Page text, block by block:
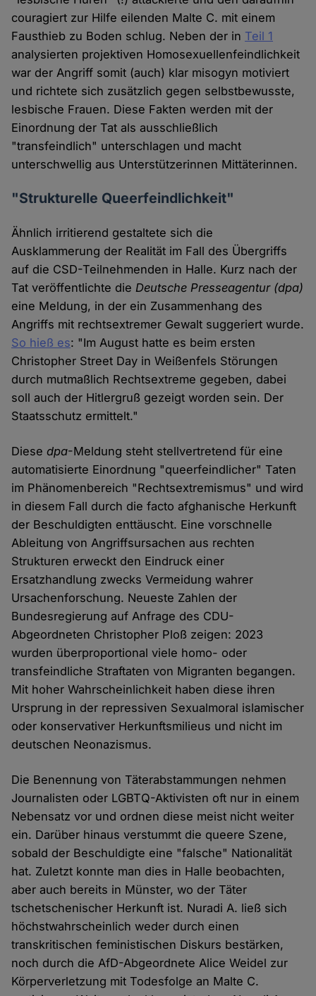
couragiert zur Hilfe eilenden Malte C. mit einem
Fausthieb zu Boden schlug. Neben der in Teil 1
analysierten projektiven Homosexuellenfeindlichkeit
war der Angriff somit (auch) klar misogyn motiviert
und richtete sich zusätzlich gegen selbstbewusste,
lesbische Frauen. Diese Fakten werden mit der
Einordnung der Tat als ausschließlich
"transfeindlich" unterschlagen und macht
unterschwellig aus Unterstützerinnen Mittäterinnen.
"Strukturelle Queerfeindlichkeit"
Ähnlich irritierend gestaltete sich die
Ausklammerung der Realität im Fall des Übergriffs
auf die CSD-Teilnehmenden in Halle. Kurz nach der
Tat veröffentlichte dieDeutsche Presseagentur (dpa)
eine Meldung, in der ein Zusammenhang des
Angriffs mit rechtsextremer Gewalt suggeriert wurde.
So hieß es: "Im August hatte es beim ersten
Christopher Street Day in Weißenfels Störungen
durch mutmaßlich Rechtsextreme gegeben, dabei
soll auch der Hitlergruß gezeigt worden sein. Der
Staatsschutz ermittelt."
Diesedpa-Meldung steht stellvertretend für eine
automatisierte Einordnung "queerfeindlicher" Taten
im Phänomenbereich "Rechtsextremismus" und wird
in diesem Fall durch die facto afghanische Herkunft
der Beschuldigten enttäuscht. Eine vorschnelle
Ableitung von Angriffsursachen aus rechten
Strukturen erweckt den Eindruck einer
Ersatzhandlung zwecks Vermeidung wahrer
Ursachenforschung. Neueste Zahlen der
Bundesregierung auf Anfrage des CDU-
Abgeordneten Christopher Ploß zeigen: 2023
wurden überproportional viele homo- oder
transfeindliche Straftaten von Migranten begangen.
Mit hoher Wahrscheinlichkeit haben diese ihren
Ursprung in der repressiven Sexualmoral islamischer
oder konservativer Herkunftsmilieus und nicht im
deutschen Neonazismus.
Die Benennung von Täterabstammungen nehmen
Journalisten oder LGBTQ-Aktivisten oft nur in einem
Nebensatz vor und ordnen diese meist nicht weiter
ein. Darüber hinaus verstummt die queere Szene,
sobald der Beschuldigte eine "falsche" Nationalität
hat. Zuletzt konnte man dies in Halle beobachten,
aber auch bereits in Münster, wo der Täter
tschetschenischer Herkunft ist. Nuradi A. ließ sich
höchstwahrscheinlich weder durch einen
transkritischen feministischen Diskurs bestärken,
noch durch die AfD-Abgeordnete Alice Weidel zur
Körperverletzung mit Todesfolge an Malte C.